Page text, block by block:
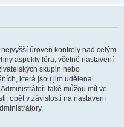
úroveň kontroly nad celým
aspekty fóra, včetně nastavení
skupin nebo
která jsou jim udělena
také můžou mít ve
opět v závislosti na nastavení